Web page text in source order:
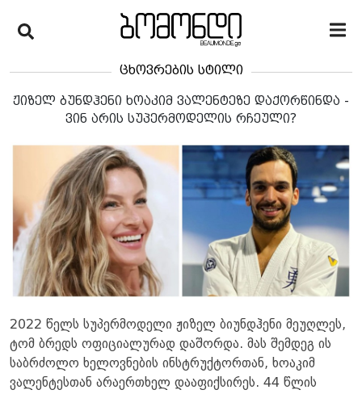
ცხოვრების სტილი
ჟიზელ ბუნდჰენი ხოაკიმ ვალენტეზე დაქორწინდა -
ვინ არის სუპერმოდელის რჩეული?
2022 წელს სუპერმოდელი ჟიზელ ბიუნდჰენი მეუღლეს,
ტომ ბრედს ოფიციალურად დაშორდა. მას შემდეგ ის
საბრძოლო ხელოვნების ინსტრუქტორთან, ხოაკიმ
ვალენტესთან არაერთხელ დააფიქსირეს. 44 წლის